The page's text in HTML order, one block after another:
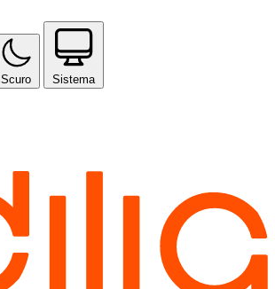
Scuro Sistema